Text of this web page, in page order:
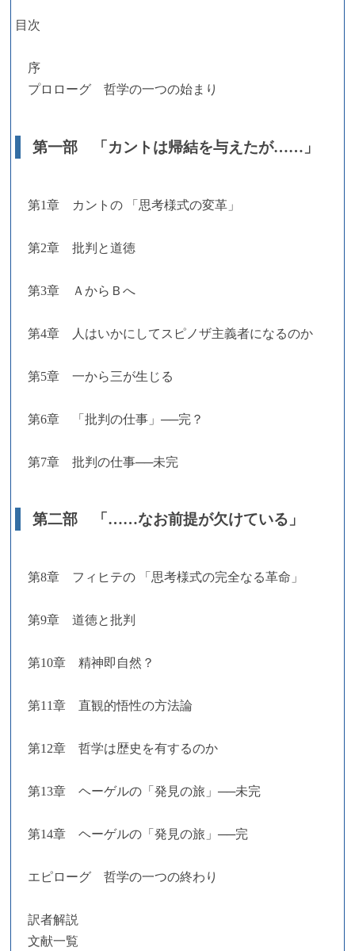
目次
序
プロローグ 哲学の一つの始まり
第一部 「カントは帰結を与えたが……」
第1章 カントの 「思考様式の変革」
第2章 批判と道徳
第3章 ＡからＢへ
第4章 人はいかにしてスピノザ主義者になるのか
第5章 一から三が生じる
第6章 「批判の仕事」──完？
第7章 批判の仕事──未完
第二部 「……なお前提が欠けている」
第8章 フィヒテの 「思考様式の完全なる革命」
第9章 道徳と批判
第10章 精神即自然？
第11章 直観的悟性の方法論
第12章 哲学は歴史を有するのか
第13章 ヘーゲルの「発見の旅」──未完
第14章 ヘーゲルの「発見の旅」──完
エピローグ 哲学の一つの終わり
訳者解説
文献一覧